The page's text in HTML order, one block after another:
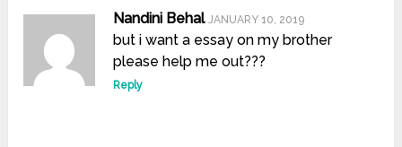
Nandini Behal JANUARY 10, 2019
but i want a essay on my brother
please help me out???
Reply